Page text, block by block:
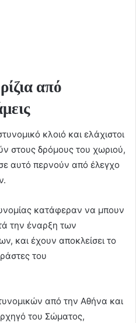
από
κλοιό και ελάχιστοι
στους δρόμους του χωριού,
αυτό περνούν από έλεγχο
κατάφεραν να μπουν
την έναρξη των
και έχουν αποκλείσει το
του
από την Αθήνα και
του Σώματος,